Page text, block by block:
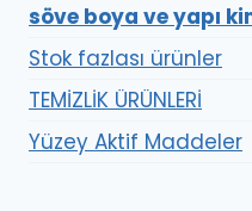
söve boya ve yapı
Stok fazlası ürünler
TEMİZLİK ÜRÜNLERİ
Yüzey Aktif Maddeler